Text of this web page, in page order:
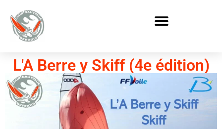
L'A Berre y Skiff (4e édition)